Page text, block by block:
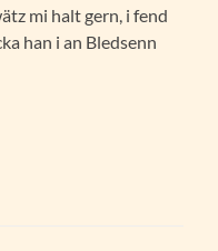
mi halt gern, i fend
han i an Bledsenn